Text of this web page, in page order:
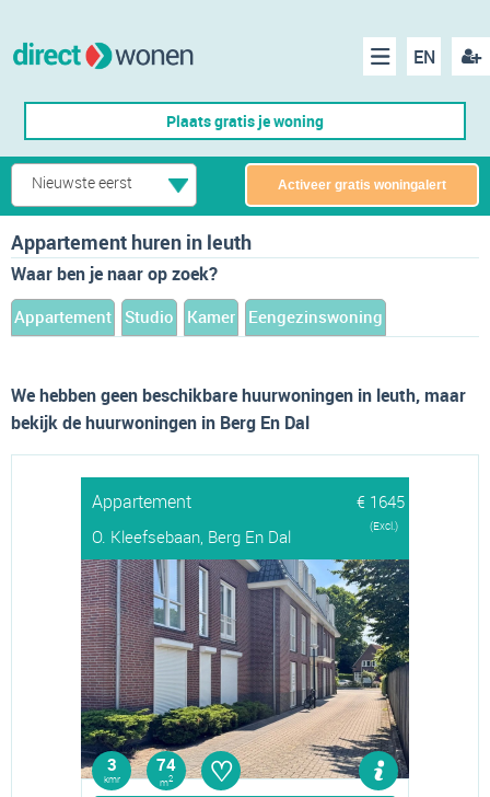
EN
Menu
Plaats gratis je woning
Nieuwste eerst Activeer gratis woningalert
Appartement huren in leuth
Waar ben je naar op zoek?
Appartement Studio Kamer Eengezinswoning
We hebben geen beschikbare huurwoningen in leuth, maar
bekijk de huurwoningen in Berg En Dal
Appartement
€ 1645
O. Kleefsebaan, Berg En Dal
(Excl.)
3
kmr
74
m2 ♡